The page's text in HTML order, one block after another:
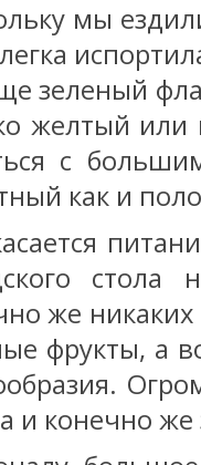
мы
зеленый
желтый
с
как и
стола
же
фрукты, а
и конечно